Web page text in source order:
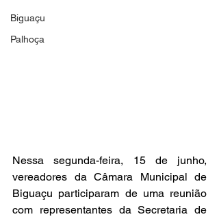
Biguaçu
Palhoça
Nessa segunda-feira, 15 de junho,
vereadores da Câmara Municipal de
Biguaçu participaram de uma reunião
com representantes da Secretaria de